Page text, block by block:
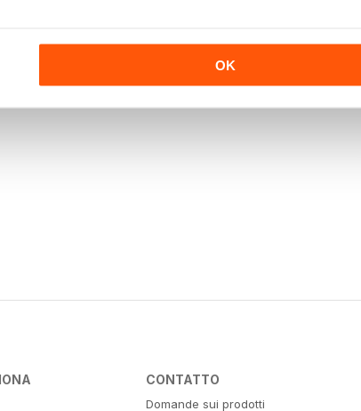
OK
CONTATTO
Domande sui prodotti